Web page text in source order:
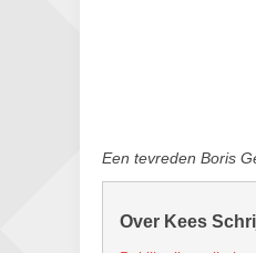
Een tevreden Boris
Over Kees